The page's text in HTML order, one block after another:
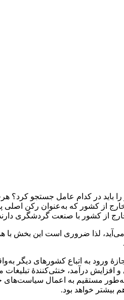
بايد در كدام عامل جستجو كرد؟
خارج از كشور كه به‌‏عنوان ركن
از كشور با صنعت گردشگری
لذا ضروری است این بخش با
ورود به اتباع كشورهای ديگر
درآمد، خنثی‌کنندۀ
مستقیم به اعمال سیاست‌‏های
خواهد بود.